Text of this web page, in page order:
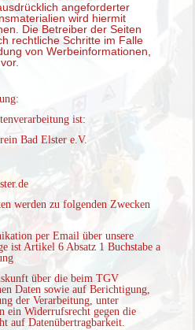
angeforderter
wird hiermit
Die Betreiber der Seiten
rechtliche Schritte im Falle
von Werbeinformationen,
ist:
Bad Elster e.V.
werden zu folgenden Zwecken
per Email über unsere
ist Artikel 6 Absatz 1 Buchstabe a
über die beim TGV
Daten sowie auf Berichtigung,
der Verarbeitung, unter
ein Widerrufsrecht gegen die
auf Datenübertragbarkeit.